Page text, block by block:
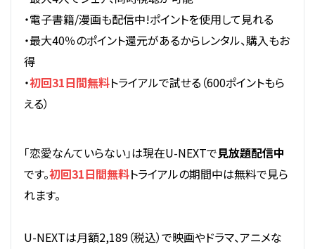
・電子書籍/漫画も配信中!ポイントを使用して見れる
・最大40％のポイント還元があるからレンタル、購入もお
得
・初回31日間無料トライアルで試せる（600ポイントもら
える）
「恋愛なんていらない」は現在U-NEXTで見放題配信中
です。初回31日間無料トライアルの期間中は無料で見ら
れます。
U-NEXTは月額2,189（税込）で映画やドラマ、アニメな